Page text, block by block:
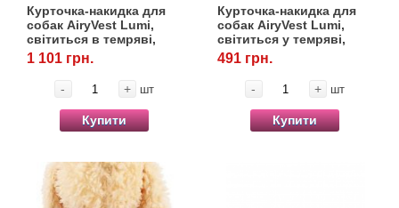
Курточка-накидка для
собак AiryVest Lumi,
світиться в темряві,
розмір М
1 101 грн.
- + шт
Купити
Курточка-накидка для
собак AiryVest Lumi,
світиться у темряві,
розмір ХXS
491 грн.
- + шт
Купити